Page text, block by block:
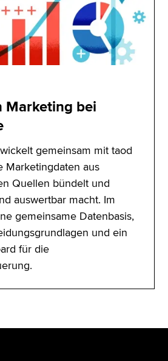
Marketing bei
gemeinsam mit taod
Marketingdaten aus
Quellen bündelt und
auswertbar macht. Im
gemeinsame Datenbasis,
und ein
für die